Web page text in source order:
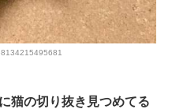
猫の切り抜き見つめてる